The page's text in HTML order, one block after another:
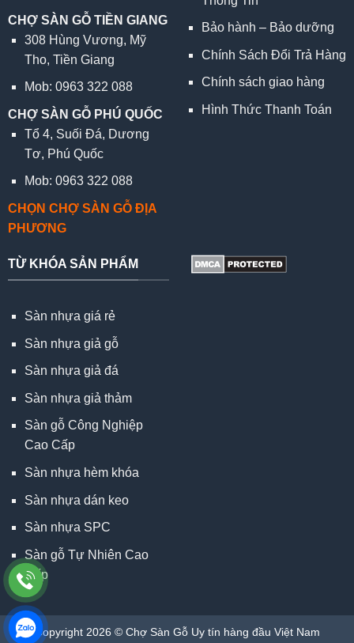
CHỢ SÀN GỖ TIỀN GIANG
308 Hùng Vương, Mỹ
Tho, Tiền Giang
Mob: 0963 322 088
CHỢ SÀN GỖ PHÚ QUỐC
Tổ 4, Suối Đá, Dương
Tơ, Phú Quốc
Mob: 0963 322 088
CHỌN CHỢ SÀN GỖ ĐỊA
PHƯƠNG
Bảo hành – Bảo dưỡng
Chính Sách Đổi Trả Hàng
Chính sách giao hàng
Hình Thức Thanh Toán
TỪ KHÓA SẢN PHẨM
Sàn nhựa giá rẻ
Sàn nhựa giả gỗ
Sàn nhựa giả đá
Sàn nhựa giả thảm
Sàn gỗ Công Nghiệp
Cao Cấp
Sàn nhựa hèm khóa
Sàn nhựa dán keo
Sàn nhựa SPC
Sàn gỗ Tự Nhiên Cao
Cấp
Copyright 2026 © Chợ Sàn Gỗ Uy tín hàng đầu Việt Nam